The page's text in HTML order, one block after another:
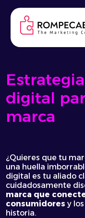
content
digital
marca
¿Quieres que tu
una huella
digital es tu aliado
cuidadosamente
marca que
consumidores y
historia.